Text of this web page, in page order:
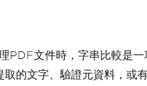
PDF文件時，字串比較是一
取的文字、驗證元資料，或